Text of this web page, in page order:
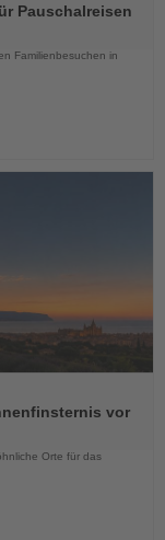
Pauschalreisen
Familienbesuchen in
vor
Orte für das